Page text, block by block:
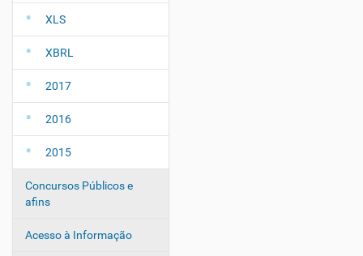
XLS
XBRL
2017
2016
2015
Concursos Públicos e
afins
Acesso à Informação